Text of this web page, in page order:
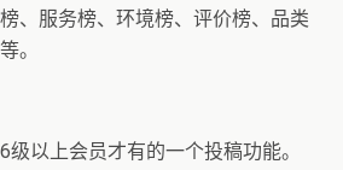
、服务榜、环境榜、评价榜、品类
。
以上会员才有的一个投稿功能。